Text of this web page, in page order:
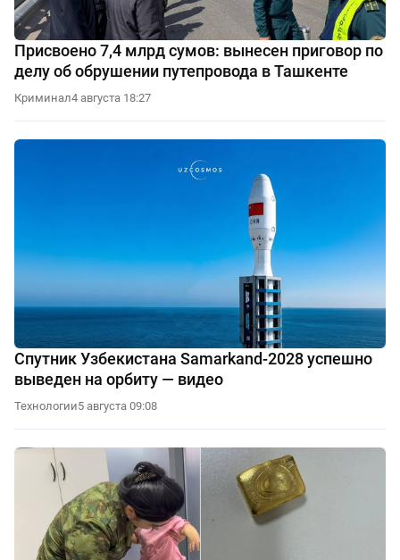
Присвоено 7,4 млрд сумов: вынесен приговор по
делу об обрушении путепровода в Ташкенте
Криминал4 августа 18:27
Спутник Узбекистана Samarkand-2028 успешно
выведен на орбиту — видео
Технологии5 августа 09:08